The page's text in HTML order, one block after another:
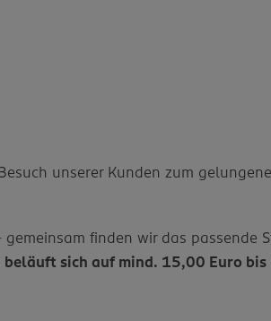
unserer Kunden zum
finden wir das passende
beläuft sich auf mind. 15,00 Euro